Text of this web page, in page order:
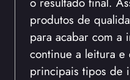
produtos de
para acabar com a
continue a leitura e
principais tipos de